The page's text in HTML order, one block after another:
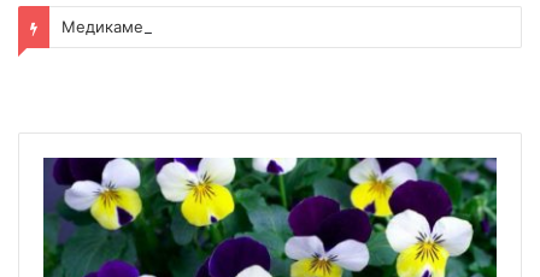
Медикаментозное прерывание беременности